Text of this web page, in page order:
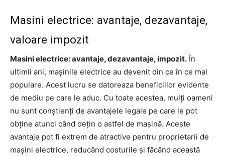
Masini electrice: avantaje, dezavantaje,
valoare impozit
Masini electrice: avantaje, dezavantaje, impozit. În
ultimii ani, mașinile electrice au devenit din ce în ce mai
populare. Acest lucru se datoreaza beneficiilor evidente
de mediu pe care le aduc. Cu toate acestea, mulți oameni
nu sunt conștienți de avantajele legale pe care le pot
obține atunci când dețin o astfel de mașină. Aceste
avantaje pot fi extrem de atractive pentru proprietarii de
mașini electrice, reducând costurile și făcând această